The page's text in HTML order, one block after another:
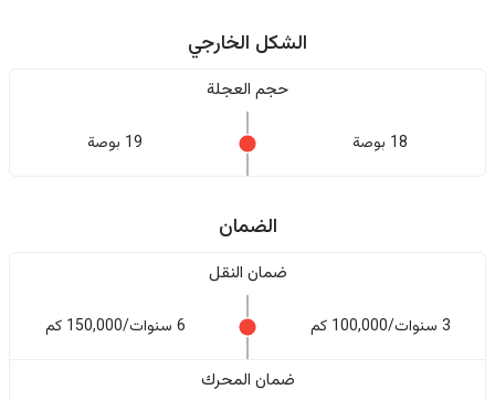
الشكل الخارجي
حجم العجلة
18 بوصة 19 بوصة
الضمان
ضمان النقل
3 سنوات/100,000 كم 6 سنوات/150,000 كم
ضمان المحرك